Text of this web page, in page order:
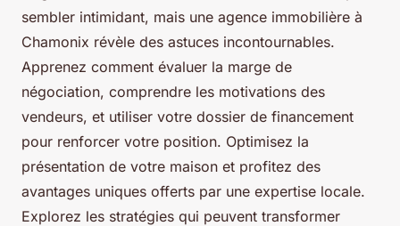
sembler intimidant, mais une agence immobilière à
Chamonix révèle des astuces incontournables.
Apprenez comment évaluer la marge de
négociation, comprendre les motivations des
vendeurs, et utiliser votre dossier de financement
pour renforcer votre position. Optimisez la
présentation de votre maison et profitez des
avantages uniques offerts par une expertise locale.
Explorez les stratégies qui peuvent transformer